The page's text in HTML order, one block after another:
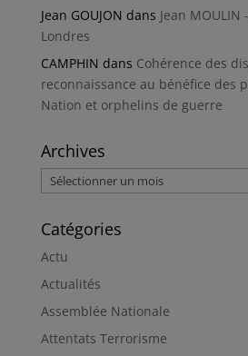
Jean GOUJON dans Jean MOULIN
Londres
CAMPHIN dans Cohérence des
reconnaissance au bénéfice des
Nation et orphelins de guerre
Archives
Archives
Catégories
Actu
Actualités
Assemblée Nationale
Attentats Terrorisme